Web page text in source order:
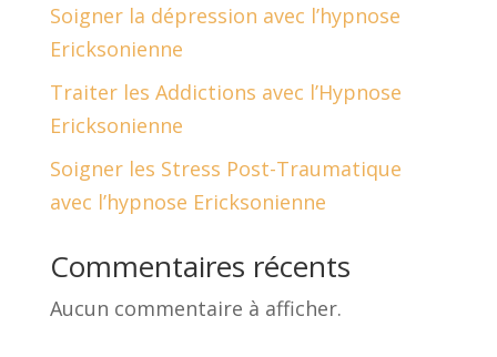
Soigner la dépression avec l’hypnose
Ericksonienne
Traiter les Addictions avec l’Hypnose
Ericksonienne
Soigner les Stress Post-Traumatique
avec l’hypnose Ericksonienne
Commentaires récents
Aucun commentaire à afficher.